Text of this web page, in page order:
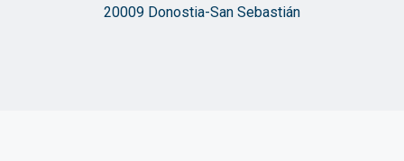
20009 Donostia-San Sebastián